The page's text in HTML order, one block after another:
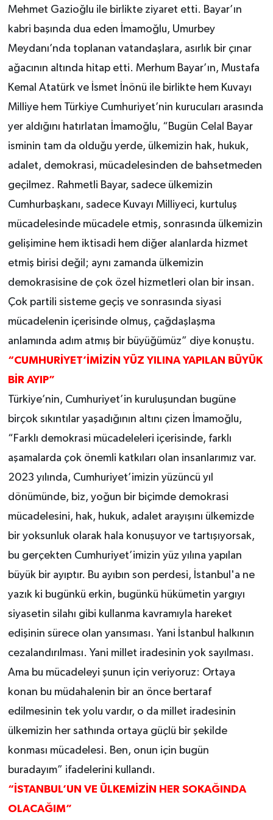
Mehmet Gazioğlu ile birlikte ziyaret etti. Bayar’ın
kabri başında dua eden İmamoğlu, Umurbey
Meydanı’nda toplanan vatandaşlara, asırlık bir çınar
ağacının altında hitap etti. Merhum Bayar’ın, Mustafa
Kemal Atatürk ve İsmet İnönü ile birlikte hem Kuvayı
Milliye hem Türkiye Cumhuriyet’nin kurucuları arasında
yer aldığını hatırlatan İmamoğlu, “Bugün Celal Bayar
isminin tam da olduğu yerde, ülkemizin hak, hukuk,
adalet, demokrasi, mücadelesinden de bahsetmeden
geçilmez. Rahmetli Bayar, sadece ülkemizin
Cumhurbaşkanı, sadece Kuvayı Milliyeci, kurtuluş
mücadelesinde mücadele etmiş, sonrasında ülkemizin
gelişimine hem iktisadi hem diğer alanlarda hizmet
etmiş birisi değil; aynı zamanda ülkemizin
demokrasisine de çok özel hizmetleri olan bir insan.
Çok partili sisteme geçiş ve sonrasında siyasi
mücadelenin içerisinde olmuş, çağdaşlaşma
anlamında adım atmış bir büyüğümüz” diye konuştu.
“CUMHURİYET’İMİZİN YÜZ YILINA YAPILAN BÜYÜK
BİR AYIP”
Türkiye’nin, Cumhuriyet’in kuruluşundan bugüne
birçok sıkıntılar yaşadığının altını çizen İmamoğlu,
“Farklı demokrasi mücadeleleri içerisinde, farklı
aşamalarda çok önemli katkıları olan insanlarımız var.
2023 yılında, Cumhuriyet’imizin yüzüncü yıl
dönümünde, biz, yoğun bir biçimde demokrasi
mücadelesini, hak, hukuk, adalet arayışını ülkemizde
bir yoksunluk olarak hala konuşuyor ve tartışıyorsak,
bu gerçekten Cumhuriyet’imizin yüz yılına yapılan
büyük bir ayıptır. Bu ayıbın son perdesi, İstanbul'a ne
yazık ki bugünkü erkin, bugünkü hükümetin yargıyı
siyasetin silahı gibi kullanma kavramıyla hareket
edişinin sürece olan yansıması. Yani İstanbul halkının
cezalandırılması. Yani millet iradesinin yok sayılması.
Ama bu mücadeleyi şunun için veriyoruz: Ortaya
konan bu müdahalenin bir an önce bertaraf
edilmesinin tek yolu vardır, o da millet iradesinin
ülkemizin her sathında ortaya güçlü bir şekilde
konması mücadelesi. Ben, onun için bugün
buradayım” ifadelerini kullandı.
“İSTANBUL’UN VE ÜLKEMİZİN HER SOKAĞINDA
OLACAĞIM”